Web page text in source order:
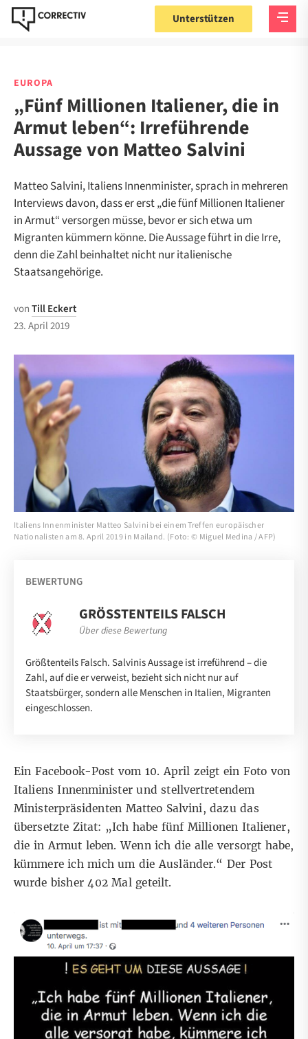
Unterstützen
EUROPA
„Fünf Millionen Italiener, die in
Armut leben“: Irreführende
Aussage von Matteo Salvini
Matteo Salvini, Italiens Innenminister, sprach in mehreren
Interviews davon, dass er erst „die fünf Millionen Italiener
in Armut“ versorgen müsse, bevor er sich etwa um
Migranten kümmern könne. Die Aussage führt in die Irre,
denn die Zahl beinhaltet nicht nur italienische
Staatsangehörige.
vonTill Eckert
23. April 2019
Italiens Innenminister Matteo Salvini bei einem Treffen europäischer
Nationalisten am 8. April 2019 in Mailand. (Foto: © Miguel Medina / AFP)
BEWERTUNG
GRÖSSTENTEILS FALSCH
Über diese Bewertung
Größtenteils Falsch. Salvinis Aussage ist irreführend – die
Zahl, auf die er verweist, bezieht sich nicht nur auf
Staatsbürger, sondern alle Menschen in Italien, Migranten
eingeschlossen.
Ein Facebook-Post vom 10. April zeigt ein Foto von
Italiens Innenminister und stellvertretendem
Ministerpräsidenten Matteo Salvini, dazu das
übersetzte Zitat: „Ich habe fünf Millionen Italiener,
die in Armut leben. Wenn ich die alle versorgt habe,
kümmere ich mich um die Ausländer.“ Der Post
wurde bisher 402 Mal geteilt.